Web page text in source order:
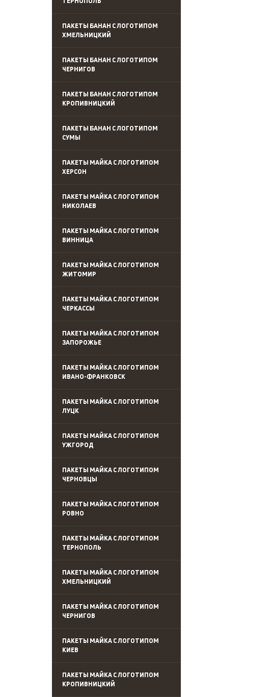
ПАКЕТЫ БАНАН С ЛОГОТИПОМ
ХМЕЛЬНИЦКИЙ
ПАКЕТЫ БАНАН С ЛОГОТИПОМ
ЧЕРНИГОВ
ПАКЕТЫ БАНАН С ЛОГОТИПОМ
КРОПИВНИЦКИЙ
ПАКЕТЫ БАНАН С ЛОГОТИПОМ
СУМЫ
ПАКЕТЫ МАЙКА С ЛОГОТИПОМ
ХЕРСОН
ПАКЕТЫ МАЙКА С ЛОГОТИПОМ
НИКОЛАЕВ
ПАКЕТЫ МАЙКА С ЛОГОТИПОМ
ВИННИЦА
ПАКЕТЫ МАЙКА С ЛОГОТИПОМ
ЖИТОМИР
ПАКЕТЫ МАЙКА С ЛОГОТИПОМ
ЧЕРКАССЫ
ПАКЕТЫ МАЙКА С ЛОГОТИПОМ
ЗАПОРОЖЬЕ
ПАКЕТЫ МАЙКА С ЛОГОТИПОМ
ИВАНО-ФРАНКОВСК
ПАКЕТЫ МАЙКА С ЛОГОТИПОМ
ЛУЦК
ПАКЕТЫ МАЙКА С ЛОГОТИПОМ
УЖГОРОД
ПАКЕТЫ МАЙКА С ЛОГОТИПОМ
ЧЕРНОВЦЫ
ПАКЕТЫ МАЙКА С ЛОГОТИПОМ
РОВНО
ПАКЕТЫ МАЙКА С ЛОГОТИПОМ
ТЕРНОПОЛЬ
ПАКЕТЫ МАЙКА С ЛОГОТИПОМ
ХМЕЛЬНИЦКИЙ
ПАКЕТЫ МАЙКА С ЛОГОТИПОМ
ЧЕРНИГОВ
ПАКЕТЫ МАЙКА С ЛОГОТИПОМ
КИЕВ
ПАКЕТЫ МАЙКА С ЛОГОТИПОМ
КРОПИВНИЦКИЙ